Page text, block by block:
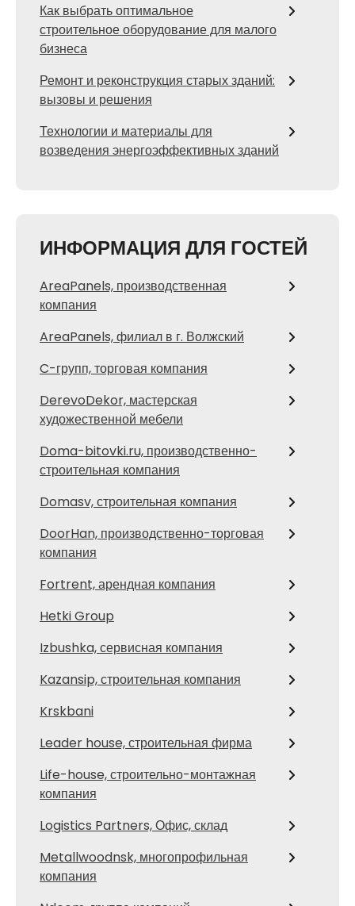
Как выбрать оптимальное
строительное оборудование для малого
бизнеса
Ремонт и реконструкция старых зданий:
вызовы и решения
Технологии и материалы для
возведения энергоэффективных зданий
ИНФОРМАЦИЯ ДЛЯ ГОСТЕЙ
AreaPanels, производственная
компания
AreaPanels, филиал в г. Волжский
C-групп, торговая компания
DerevoDekor, мастерская
художественной мебели
Doma-bitovki.ru, производственно-
строительная компания
Domasv, строительная компания
DoorHan, производственно-торговая
компания
Fortrent, арендная компания
Hetki Group
Izbushka, сервисная компания
Kazansip, строительная компания
Krskbani
Leader house, строительная фирма
Life-house, строительно-монтажная
компания
Logistics Partners, Офис, склад
Metallwoodnsk, многопрофильная
компания